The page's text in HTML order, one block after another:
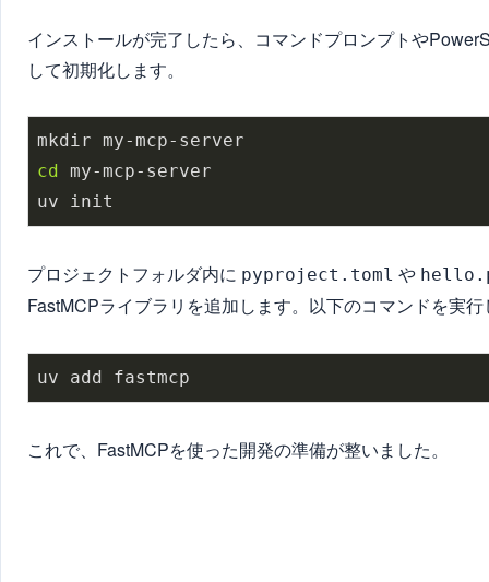
インストールが完了したら、コマンドプロンプトや
して初期化します。
cd
my-mcp-server
プロジェクトフォルダ内に pyproject.toml や
FastMCPライブラリを追加します。以下のコマンドを実
これで、FastMCPを使った開発の準備が整いました。